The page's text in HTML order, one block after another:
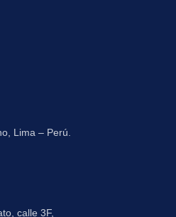
Lima – Perú.
calle 3F,